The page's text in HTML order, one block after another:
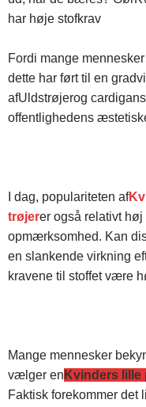
har høje stofkrav
Fordi mange
dette har ført til en
afUldstrøjerog
offentlighedens
I dag, populariteten af
trøjerer også relativt
opmærksomhed. Kan
en slankende virkning
kravene til stoffet være
Mange mennesker
vælger en Kvinders lille
Faktisk forekommer